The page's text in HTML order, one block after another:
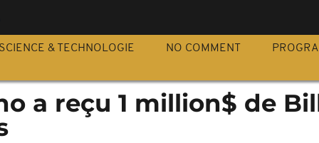
SCIENCE & TECHNOLOGIE NO COMMENT
a reçu 1 million$ de